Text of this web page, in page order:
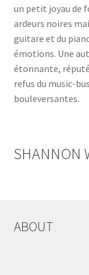
un petit joyau de
ardeurs noires
guitare et du
émotions. Une
étonnante,
refus du music-
bouleversantes.
SHANNON
ABOUT